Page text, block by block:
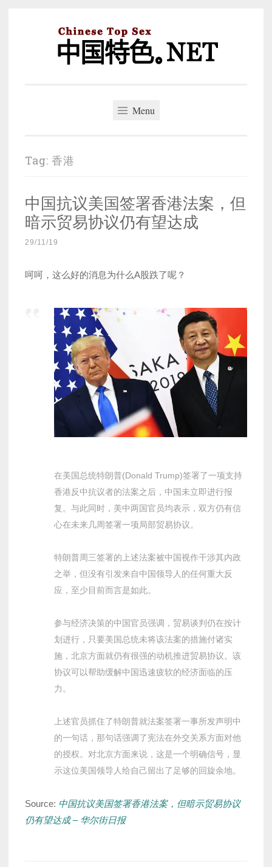
Menu
Tag: 香港
中国抗议美国签署香港法案，但
暗示贸易协议仍有望达成
29/11/19
呵呵，这么好的消息为什么A股跌了呢？
在美国总统特朗普(Donald Trump)签署了一项支持
香港反中抗议者的法案之后，中国未立即进行报
复。与此同时，美中两国官员均表示，双方仍有信
心在未来几周签署一项局部贸易协议。
特朗普周三签署的上述法案被中国视作干涉其内政
之举，但没有引发来自中国领导人的任何重大反
应，至少目前而言是如此。
参与经济决策的中国官员强调，贸易谈判仍在按计
划进行，只要美国总统未将该法案的措施付诸实
施，北京方面就仍有很强的动机推进贸易协议。该
协议可以帮助缓解中国迅速疲软的经济面临的压
力。
上述官员抓住了特朗普就法案签署一事所发声明中
的一句话，那句话强调了宪法在外交关系方面对他
的授权。对北京方面来说，这是一个明确信号，显
示这位美国领导人给自己留出了足够的回旋余地。
Source: 中国抗议美国签署香港法案，但暗示贸易协议
仍有望达成 – 华尔街日报